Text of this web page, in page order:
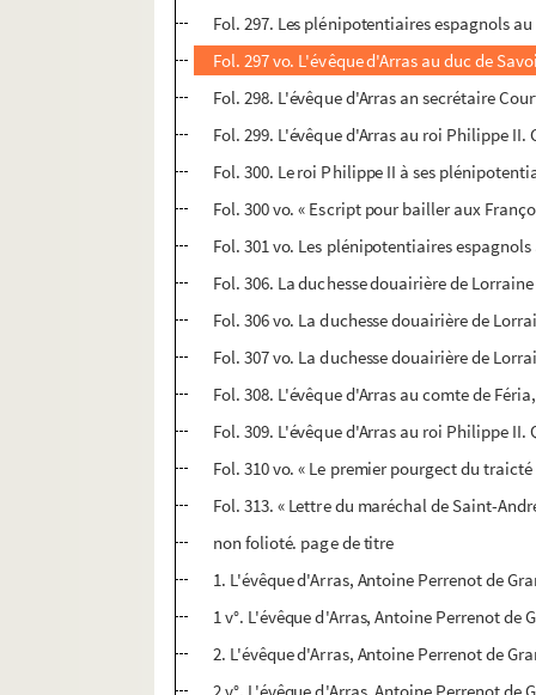
Fol. 297. Les plénipotentiaires espagnols
Fol. 297 vo. L'évêque d'Arras au duc de
Fol. 298. L'évêque d'Arras an secrétaire
Fol. 299. L'évêque d'Arras au roi Philippe II.
Fol. 300. Le roi Philippe II à ses
Fol. 300 vo. « Escript pour bailler aux
Fol. 301 vo. Les plénipotentiaires
Fol. 306. La duchesse douairière de
Fol. 306 vo. La duchesse douairière de
Fol. 307 vo. La duchesse douairière de
Fol. 308. L'évêque d'Arras au comte de
Fol. 309. L'évêque d'Arras au roi Philippe II.
Fol. 310 vo. « Le premier pourgect du
Fol. 313. « Lettre du maréchal de Saint-
non folioté. page de titre
1. L'évêque d'Arras, Antoine Perrenot de
1 v°. L'évêque d'Arras, Antoine Perrenot de
2. L'évêque d'Arras, Antoine Perrenot de